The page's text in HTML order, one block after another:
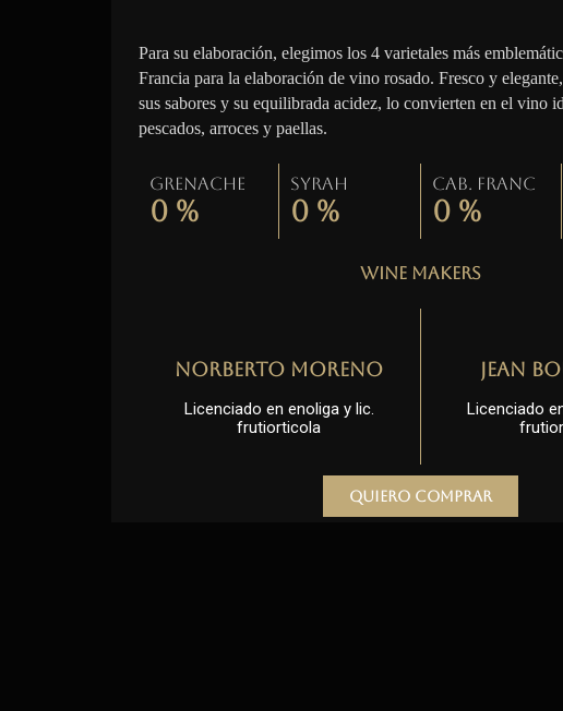
Para su elaboración, elegimos los 4 varietales más
Francia para la elaboración de vino rosado. Fresco y
sus sabores y su equilibrada acidez, lo convierten en el vino
pescados, arroces y paellas.
Grenache
0 %
Syrah
0 %
Cab. Franc
0 %
Wine Makers
Norberto Moreno
Licenciado en enoliga y lic.
frutiorticola
Jean
Licenciado
Quiero comprar